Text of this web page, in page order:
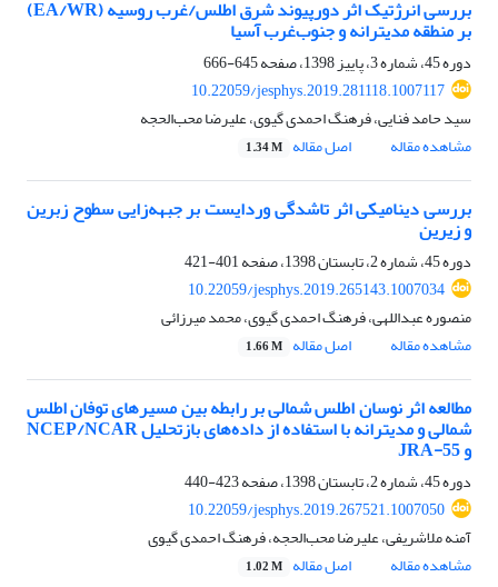
بررسی انرژتیک اثر دورپیوند شرق اطلس/غرب روسیه (EA/WR)
بر منطقه مدیترانه و جنوب‌غرب آسیا
دوره 45، شماره 3، پاییز 1398، صفحه
645-666
10.22059/jesphys.2019.281118.1007117
سید حامد فنایی، فرهنگ احمدی گیوی، علیرضا محب‌الحجه
مشاهده مقاله
اصل مقاله 1.34 M
بررسی دینامیکی اثر تاشدگی وردایست بر جبهه‌زایی سطوح زبرین
و زیرین
دوره 45، شماره 2، تابستان 1398، صفحه
401-421
10.22059/jesphys.2019.265143.1007034
منصوره عبداللهی، فرهنگ احمدی گیوی، محمد میرزائی
مشاهده مقاله
اصل مقاله 1.66 M
مطالعه اثر نوسان اطلس شمالی بر رابطه بین مسیرهای توفان اطلس
شمالی و مدیترانه با استفاده از داده‌های بازتحلیل NCEP/NCAR
و JRA-55
دوره 45، شماره 2، تابستان 1398، صفحه
423-440
10.22059/jesphys.2019.267521.1007050
آمنه ملاشریفی، علیرضا محب‌الحجه، فرهنگ احمدی گیوی
مشاهده مقاله
اصل مقاله 1.02 M